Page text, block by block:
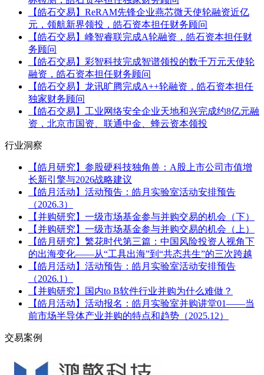
【皓石交易】ReRAM先锋企业燕芯微天使轮融资近亿
元，领航新界领投，皓石资本担任财务顾问
【皓石交易】峰智睿联完成A轮融资，皓石资本担任财
务顾问
【皓石交易】彩智科技完成智谱领投的数千万元天使轮
融资，皓石资本担任财务顾问
【皓石交易】龙讯旷腾完成A++轮融资，皓石资本担任
独家财务顾问
【皓石交易】工业网络安全企业天地和兴完成约8亿元融
资，北京市国资、联通中金、蜂云资本领投
行业洞察
【皓月研究】参股硬科技独角兽：A股上市公司市值增
长新引擎与2026战略建议
【皓月活动】活动预告：皓月实验室活动安排预告
（2026.3）
【并购研究】一级市场基金参与并购交易的机会（下）
【并购研究】一级市场基金参与并购交易的机会（上）
【皓月研究】繁花时代第三篇：中国风险投资人视角下
的出海变化——从“工具出海”到“共态共生”的三次跨越
【皓月活动】活动预告：皓月实验室活动安排预告
（2026.1）
【并购研究】国内to B软件行业并购为什么难做？
【皓月活动】活动报名：皓月实验室并购讲堂01——当
前市场半导体产业并购的特点和趋势（2025.12）
交易案例